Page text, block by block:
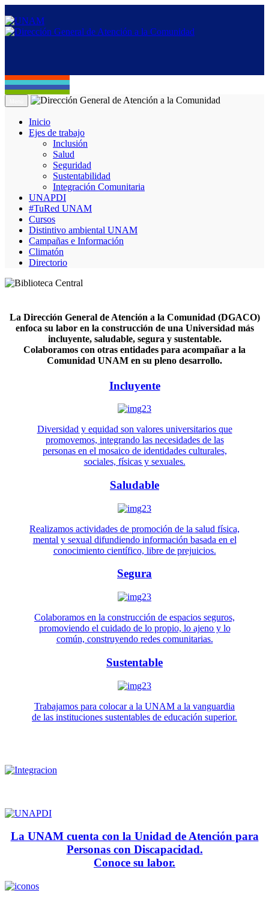
Inicio
Ejes de trabajo
Inclusión
Salud
Seguridad
Sustentabilidad
Integración Comunitaria
UNAPDI
#TuRed UNAM
Cursos
Distintivo ambiental UNAM
Campañas e Información
Climatón
Directorio
La Dirección General de Atención a la Comunidad (DGACO)
enfoca su labor en la construcción de una Universidad más
incluyente, saludable, segura y sustentable.
Colaboramos con otras entidades para acompañar a la
Comunidad UNAM en su pleno desarrollo.
Incluyente
Diversidad y equidad son valores universitarios que
promovemos, integrando las necesidades de las
personas en el mosaico de identidades culturales,
sociales, físicas y sexuales.
Saludable
Realizamos actividades de promoción de la salud física,
mental y sexual difundiendo información basada en el
conocimiento científico, libre de prejuicios.
Segura
Colaboramos en la construcción de espacios seguros,
promoviendo el cuidado de lo propio, lo ajeno y lo
común, construyendo redes comunitarias.
Sustentable
Trabajamos para colocar a la UNAM a la vanguardia
de las instituciones sustentables de educación superior.
La UNAM cuenta con la Unidad de Atención para
Personas con Discapacidad.
Conoce su labor.